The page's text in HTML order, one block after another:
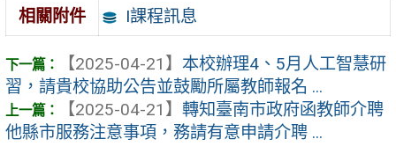
相關附件
I課程訊息
【2025-04-21】 本校辦理4、5月人工智慧研
習，請貴校協助公告並鼓勵所屬教師報名 ...
【2025-04-21】 轉知臺南市政府函教師介聘
他縣市服務注意事項，務請有意申請介聘 ...